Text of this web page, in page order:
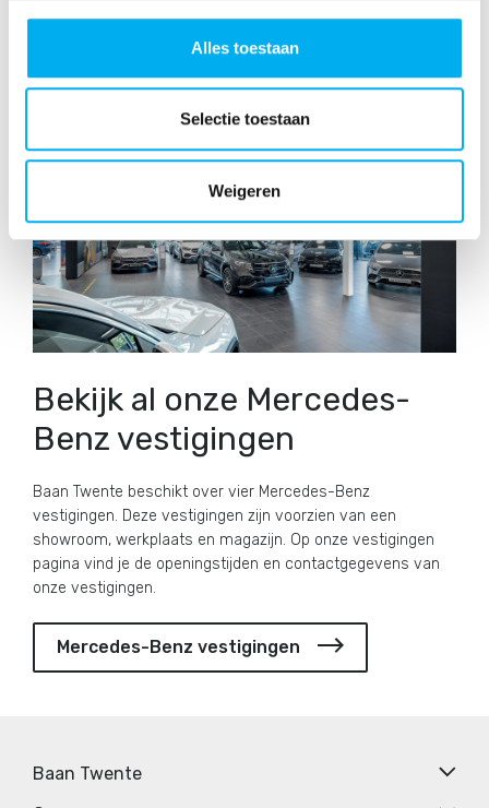
Alles toestaan
Selectie toestaan
Weigeren
Contact aanvraag versturen
Bekijk al onze Mercedes-
Benz vestigingen
Baan Twente beschikt over vier Mercedes-Benz
vestigingen. Deze vestigingen zijn voorzien van een
showroom, werkplaats en magazijn. Op onze vestigingen
pagina vind je de openingstijden en contactgegevens van
onze vestigingen.
Mercedes-Benz vestigingen
Baan Twente